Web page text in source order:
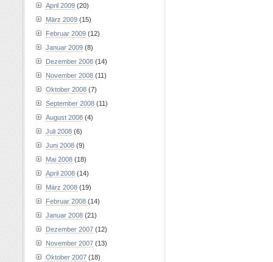
April 2009 (20)
März 2009 (15)
Februar 2009 (12)
Januar 2009 (8)
Dezember 2008 (14)
November 2008 (11)
Oktober 2008 (7)
September 2008 (11)
August 2008 (4)
Juli 2008 (6)
Juni 2008 (9)
Mai 2008 (18)
April 2008 (14)
März 2008 (19)
Februar 2008 (14)
Januar 2008 (21)
Dezember 2007 (12)
November 2007 (13)
Oktober 2007 (18)